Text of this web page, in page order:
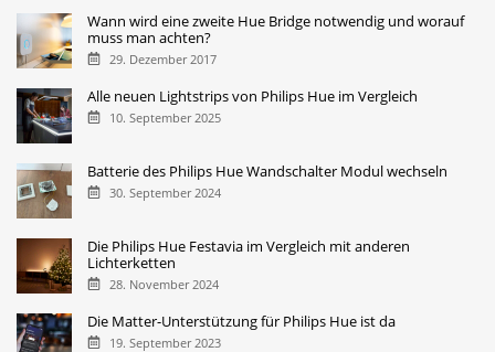
Wann wird eine zweite Hue Bridge notwendig und worauf
muss man achten?
29. Dezember 2017
Alle neuen Lightstrips von Philips Hue im Vergleich
10. September 2025
Batterie des Philips Hue Wandschalter Modul wechseln
30. September 2024
Die Philips Hue Festavia im Vergleich mit anderen
Lichterketten
28. November 2024
Die Matter-Unterstützung für Philips Hue ist da
19. September 2023